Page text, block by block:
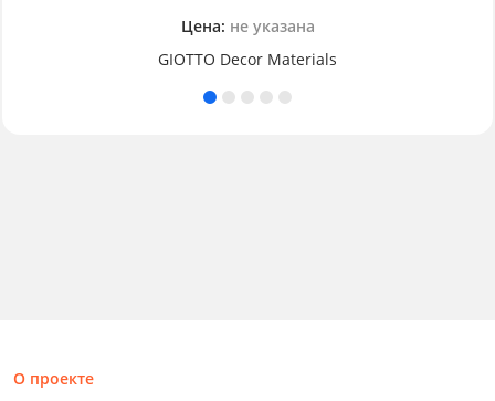
Цена: не указана
GIOTTO Decor Materials
О проекте